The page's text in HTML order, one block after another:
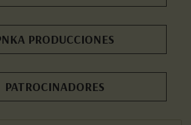
PRODUCCIONES
PATROCINADORES